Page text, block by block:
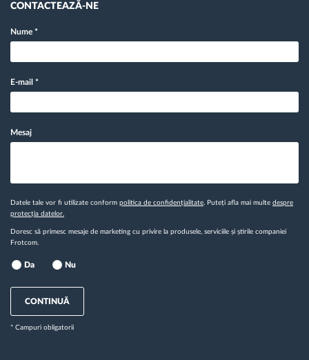
CONTACTEAZĂ-NE
Nume *
E-mail *
Mesaj
Datele tale vor fi utilizate conform politica de confidențialitate . Puteți afla mai multe despre
protecția datelor.
Doresc să primesc mesaje de marketing cu privire la produsele, serviciile și știrile companiei
Frotcom.
Da Nu
CONTINUĂ
* Campuri obligatorii